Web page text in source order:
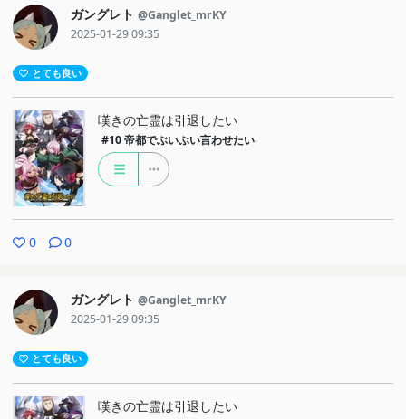
ガングレト @Ganglet_mrKY
2025-01-29 09:35
とても良い
嘆きの亡霊は引退したい
#10 帝都でぶいぶい言わせたい
0 0
ガングレト @Ganglet_mrKY
2025-01-29 09:35
とても良い
嘆きの亡霊は引退したい